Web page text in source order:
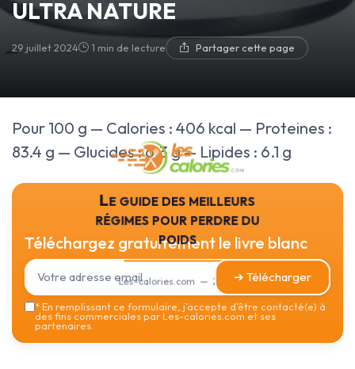
ULTRA NATURE
29 juillet 2024 1 min de lecture Partager cette page
Pour 100 g — Calories : 406 kcal — Proteines :
83.4 g — Glucides : 6.3 g — Lipides : 6.1 g
Le guide des meilleurs
régimes pour perdre du
poids
Les-calories.com — 2026
Téléchargez gratuitement le livre blanc
➔ Télécharger
*En remplissant ce formulaire, j’accepte d’être contacté(e) à
des fins commerciales par Les-calories.com et ses
partenaires.